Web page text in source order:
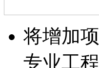
将增加